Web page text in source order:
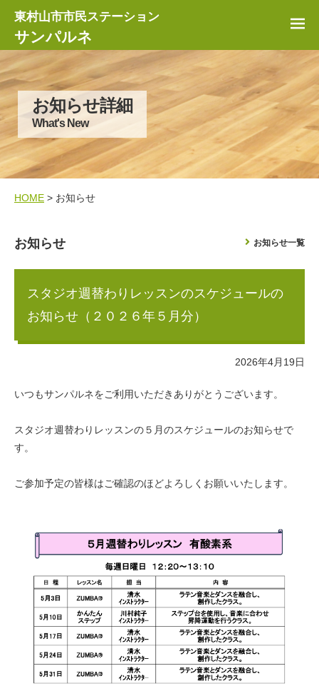
東村山市市民ステーション
サンパルネ
お知らせ詳細
What's New
HOME > お知らせ
お知らせ お知らせ一覧
スタジオ週替わりレッスンのスケジュールの
お知らせ（２０２６年５月分）
2026年4月19日
いつもサンパルネをご利用いただきありがとうございます。
スタジオ週替わりレッスンの５月のスケジュールのお知らせで
す。
ご参加予定の皆様はご確認のほどよろしくお願いいたします。